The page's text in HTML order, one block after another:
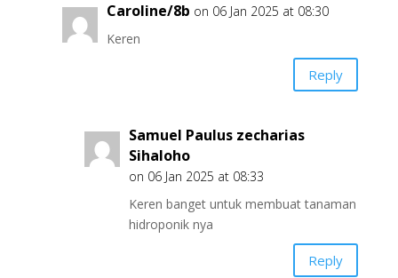
Caroline/8b on 06 Jan 2025 at 08:30
Keren
Reply
Samuel Paulus zecharias
Sihaloho
on 06 Jan 2025 at 08:33
Keren banget untuk membuat tanaman
hidroponik nya
Reply